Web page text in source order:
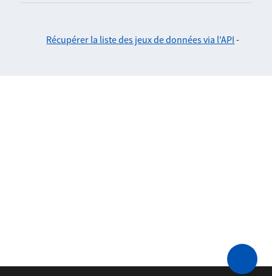
Récupérer la liste des jeux de données via l'API -